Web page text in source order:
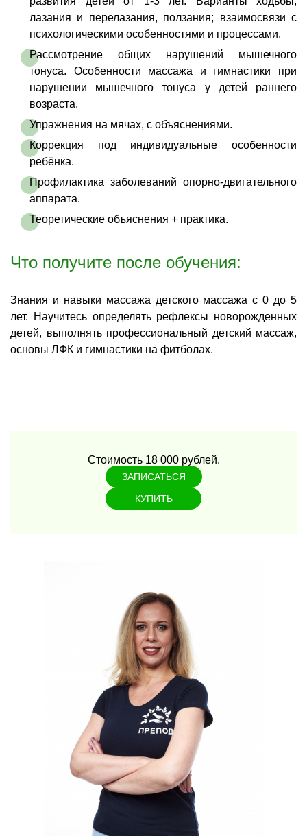
лазания и перелазания, ползания; взаимосвязи с
психологическими особенностями и процессами.
Рассмотрение общих нарушений мышечного
тонуса. Особенности массажа и гимнастики при
нарушении мышечного тонуса у детей раннего
возраста.
Упражнения на мячах, с объяснениями.
Коррекция под индивидуальные особенности
ребёнка.
Профилактика заболеваний опорно-двигательного
аппарата.
Теоретические объяснения + практика.
Что получите после обучения:
Знания и навыки массажа детского массажа с 0 до 5
лет. Научитесь определять рефлексы новорожденных
детей, выполнять профессиональный детский массаж,
основы ЛФК и гимнастики на фитболах.
Стоимость 18 000 рублей.
ЗАПИСАТЬСЯ
КУПИТЬ